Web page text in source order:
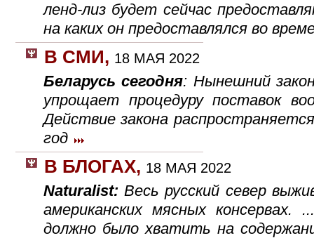
ленд-лиз будет сейчас
на каких он предоставлялся во
В СМИ, 18 МАЯ 2022
Беларусь сегодня: Нынешний
упрощает про­цеду­ру поставок
Действие закона
год
В БЛОГАХ, 18 МАЯ 2022
Naturalist:Весь русский север
американских мясных консервах.
должно было хватить на